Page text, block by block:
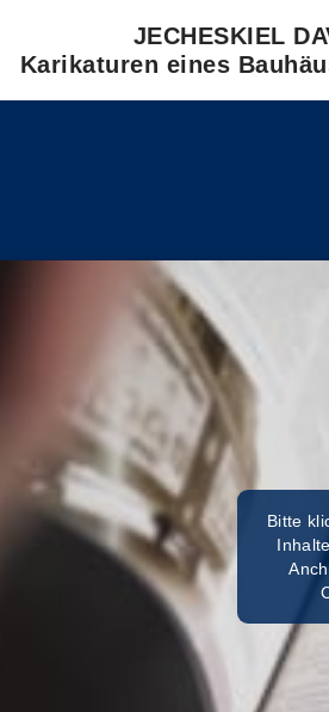
JECHESKIEL
Karikaturen eines
Bitte